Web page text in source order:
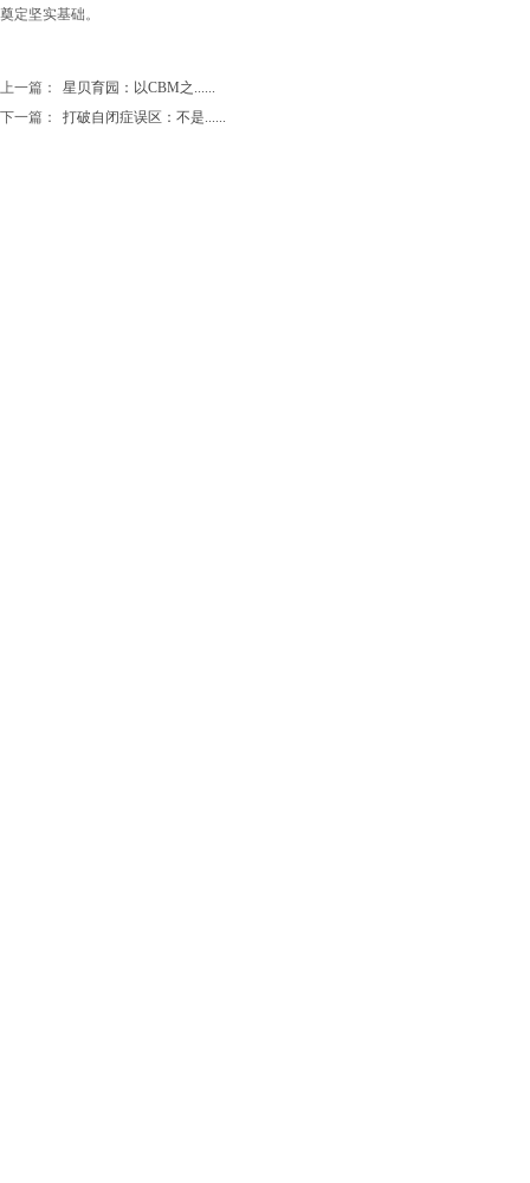
奠定坚实基础。
上一篇：
星贝育园：以CBM之......
下一篇：
打破自闭症误区：不是......